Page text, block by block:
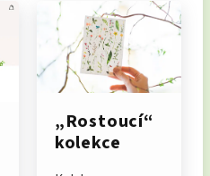
„Rostoucí“
kolekce